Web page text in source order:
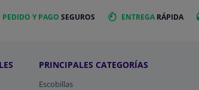
PEDIDO Y PAGO SEGUROS ENTREGA RÁPIDA
PRINCIPALES CATEGORÍAS
Escobillas